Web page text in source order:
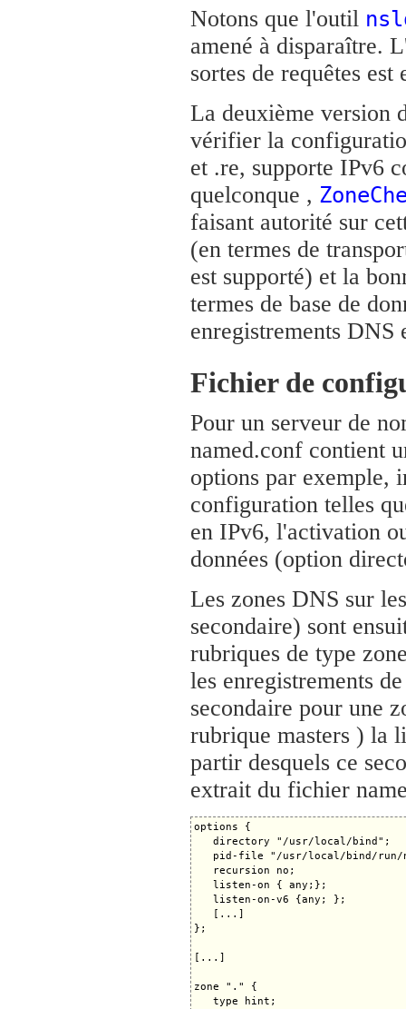
Notons que l'outil
amené à disparaître.
sortes de requêtes
La deuxième version
vérifier la
et .re, supporte IPv6
quelconque ,
faisant autorité sur
(en termes de
est supporté) et la
termes de base de
enregistrements DNS
Fichier de
Pour un serveur de
named.conf contient
options par exemple,
configuration telles
en IPv6, l'activation
données (option
Les zones DNS sur
secondaire) sont
rubriques de type
les enregistrements
secondaire pour une
rubrique masters ) la
partir desquels ce
extrait du fichier
options {
   directory "/usr/local/bind";
pid-file "/usr/local/bind/
   recursion no;
   listen-on { any;};
   listen-on-v6 {any; };
   [...]
};
[...]
zone "." {
   type hint;